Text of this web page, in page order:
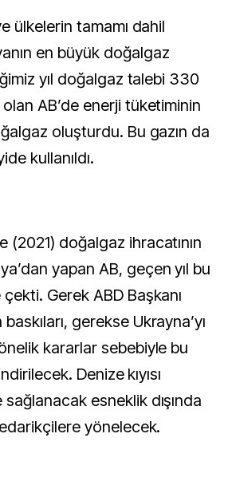
ülkelerin tamamı dahil
en büyük doğalgaz
yıl doğalgaz talebi 330
AB’de enerji tüketiminin
oluşturdu. Bu gazın da
kullanıldı.
(2021) doğalgaz ihracatının
yapan AB, geçen yıl bu
çekti. Gerek ABD Başkanı
gerekse Ukrayna’yı
kararlar sebebiyle bu
Denize kıyısı
esneklik dışında
yönelecek.